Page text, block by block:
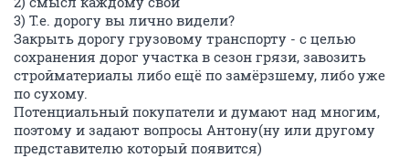
3) Т.е. дорогу вы лично видели?
Закрыть дорогу грузовому транспорту - с целью
сохранения дорог участка в сезон грязи, завозить
стройматериалы либо ещё по замёрзшему, либо уже
по сухому.
Потенциальный покупатели и думают над многим,
поэтому и задают вопросы Антону(ну или другому
представителю который появится)